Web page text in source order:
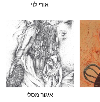
אורי לוי
איגור מסלי